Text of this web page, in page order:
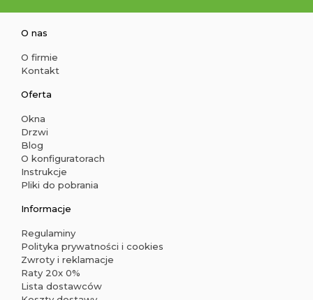
O nas
O firmie
Kontakt
Oferta
Okna
Drzwi
Blog
O konfiguratorach
Instrukcje
Pliki do pobrania
Informacje
Regulaminy
Polityka prywatności i cookies
Zwroty i reklamacje
Raty 20x 0%
Lista dostawców